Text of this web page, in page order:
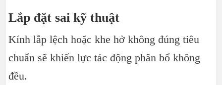
Lắp đặt sai kỹ thuật
Kính lắp lệch hoặc khe hở không đúng tiêu
chuẩn sẽ khiến lực tác động phân bổ không
đều.